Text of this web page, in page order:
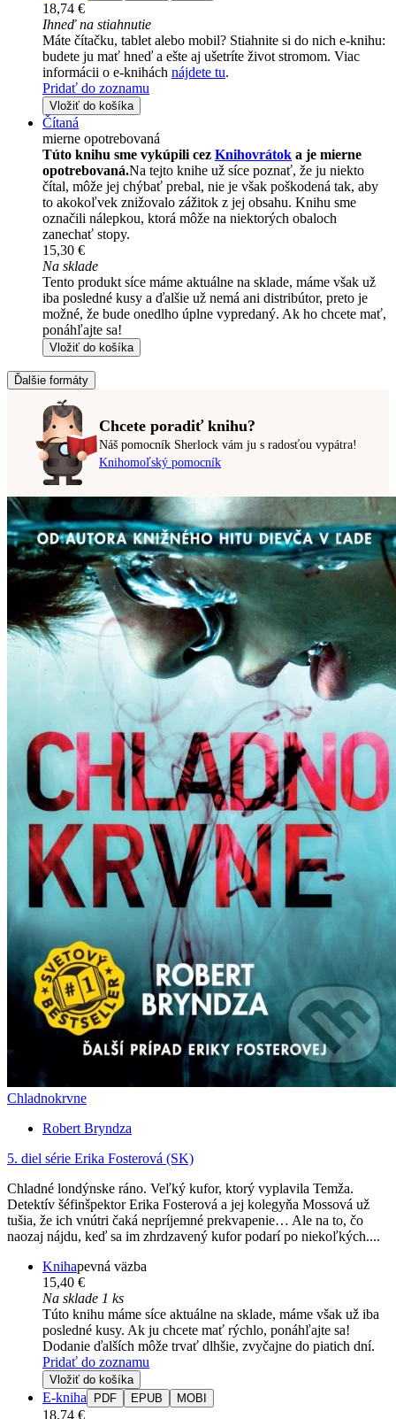
18,74 €
Ihneď na stiahnutie
Máte čítačku, tablet alebo mobil? Stiahnite si do nich e-knihu:
budete ju mať hneď a ešte aj ušetríte život stromom. Viac
informácii o e-knihách nájdete tu.
Pridať do zoznamu
Vložiť do košíka
Čítaná
mierne opotrebovaná
Túto knihu sme vykúpili cez Knihovrátok a je mierne
opotrebovaná.Na tejto knihe už síce poznať, že ju niekto
čítal, môže jej chýbať prebal, nie je však poškodená tak, aby
to akokoľvek znižovalo zážitok z jej obsahu. Knihu sme
označili nálepkou, ktorá môže na niektorých obaloch
zanechať stopy.
15,30 €
Na sklade
Tento produkt síce máme aktuálne na sklade, máme však už
iba posledné kusy a ďalšie už nemá ani distribútor, preto je
možné, že bude onedlho úplne vypredaný. Ak ho chcete mať,
ponáhľajte sa!
Vložiť do košíka
Ďalšie formáty
Chcete poradiť knihu?
Náš pomocník Sherlock vám ju s radosťou vypátra!
Knihomoľský pomocník
Chladnokrvne
Robert Bryndza
5. diel série Erika Fosterová (SK)
Chladné londýnske ráno. Veľký kufor, ktorý vyplavila Temža.
Detektív šéfinšpektor Erika Fosterová a jej kolegyňa Mossová už
tušia, že ich vnútri čaká nepríjemné prekvapenie… Ale na to, čo
naozaj nájdu, keď sa im zhrdzavený kufor podarí po niekoľkých....
Knihapevná väzba
15,40 €
Na sklade 1 ks
Túto knihu máme síce aktuálne na sklade, máme však už iba
posledné kusy. Ak ju chcete mať rýchlo, ponáhľajte sa!
Dodanie ďalších môže trvať dlhšie, zvyčajne do piatich dní.
Pridať do zoznamu
Vložiť do košíka
E-kniha PDF EPUB MOBI
18,74 €